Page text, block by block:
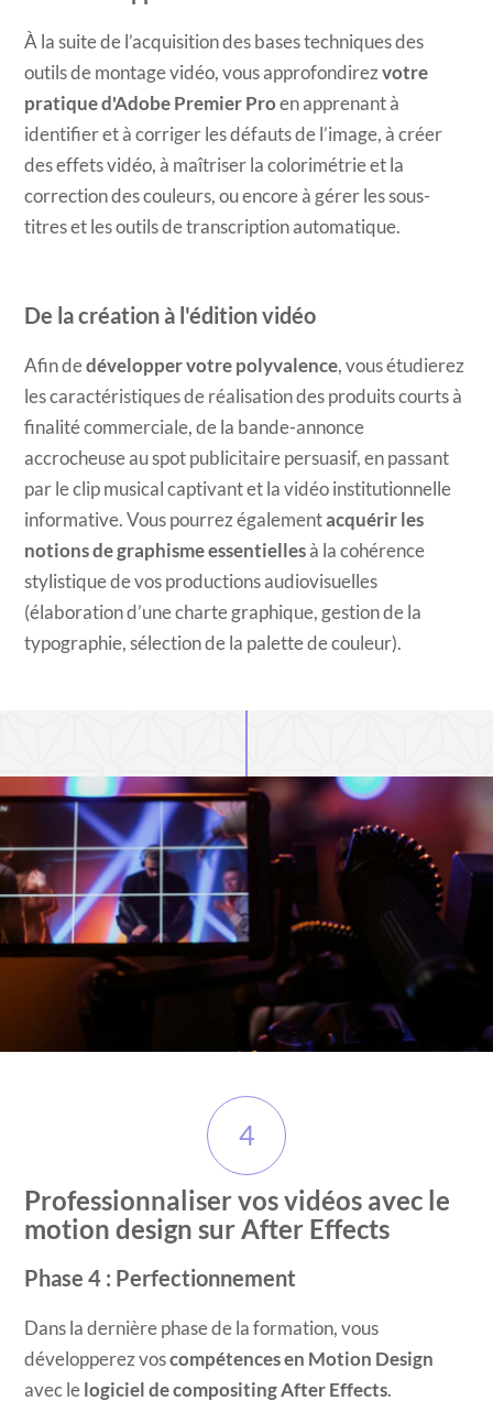
À la suite de l’acquisition des bases techniques des
outils de montage vidéo, vous approfondirezvotre
pratique d'Adobe Premier Pro en apprenant à
identifier et à corriger les défauts de l’image, à créer
des effets vidéo, à maîtriser la colorimétrie et la
correction des couleurs, ou encore à gérer les sous-
titres et les outils de transcription automatique.
De la création à l'édition vidéo
Afin dedévelopper votre polyvalence, vous étudierez
les caractéristiques de réalisation des produits courts à
finalité commerciale, de la bande-annonce
accrocheuse au spot publicitaire persuasif, en passant
par le clip musical captivant et la vidéo institutionnelle
informative. Vous pourrez égalementacquérir les
notions de graphismeessentiellesà la cohérence
stylistique de vos productions audiovisuelles
(élaboration d’une charte graphique, gestion de la
typographie, sélection de la palette de couleur).
4
Professionnaliser vos vidéos avec le
motion design sur After Effects
Phase 4 : Perfectionnement
Dans la dernière phase de la formation, vous
développerez voscompétences en Motion Design
avec le logiciel de compositingAfter Effects.